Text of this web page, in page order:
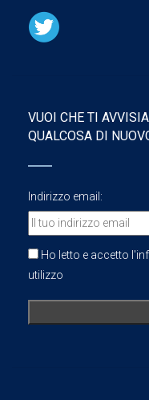
VUOI CHE TI
QUALCOSA DI
Indirizzo email:
Ho letto e accetto
utilizzo